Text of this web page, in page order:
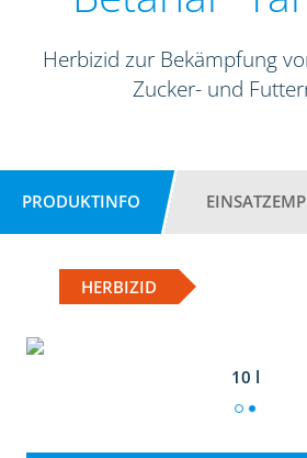
Herbizid zur Bekämpfung
Zucker- und
PRODUKTINFO
HERBIZID
10 l